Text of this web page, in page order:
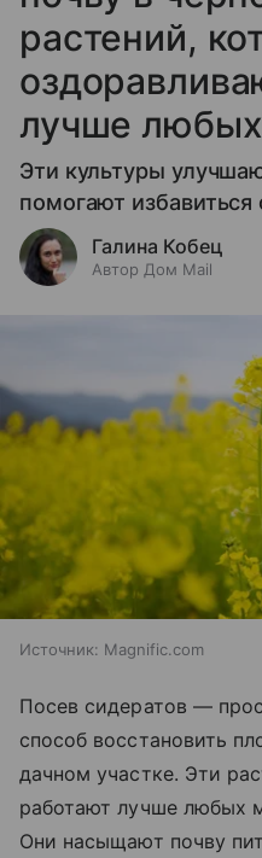
растений,
лучше
Эти культуры
помогают избавиться
Галина Кобец
Автор Дом Mail
Источник: Magnific.com
Посев сидератов —
способ восстановить
дачном участке. Эти
работают лучше любых
Они насыщают почву